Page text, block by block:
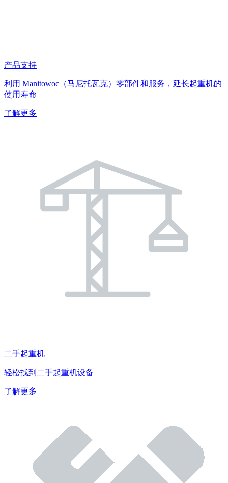
产品支持
利用 Manitowoc（马尼托瓦克）零部件和服务，延长起重机的
使用寿命
了解更多
二手起重机
轻松找到二手起重机设备
了解更多